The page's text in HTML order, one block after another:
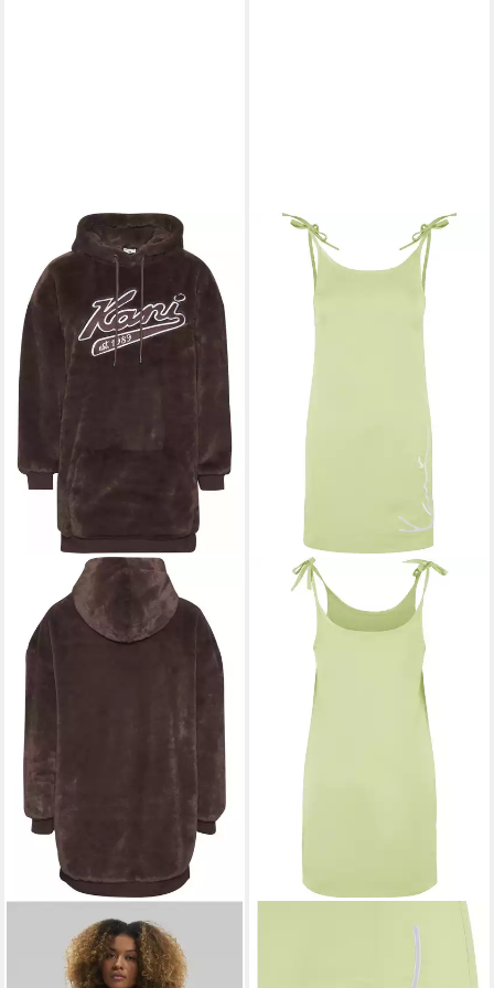
Sweatkleid Karl Kani Damen
KW234-039-2 KK Varsity
A-Linien-Kleid Karl Kani
Damen KW221-060-1 KK